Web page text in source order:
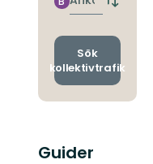
Byt
och
Sök
kollektivtrafik
Guider